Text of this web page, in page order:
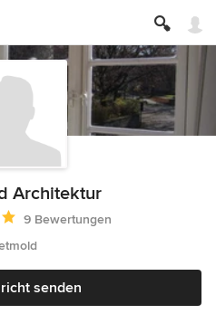
Architektur
Bewertung: 5 von 5 Sternen
9 Bewertungen
senden